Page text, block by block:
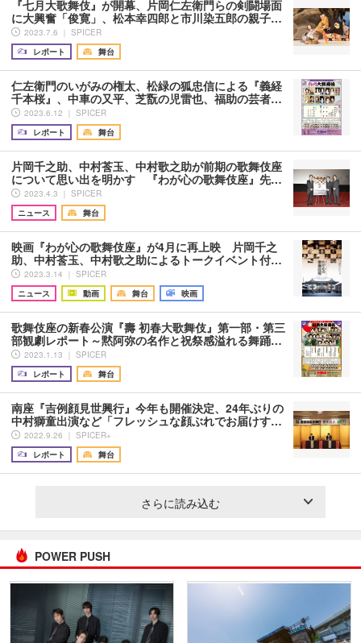
『七月大歌舞伎』が開幕、片岡仁左衛門らの剣闘場面
に大興奮「俊寛」、松本幸四郎と市川染五郎の親子…
2023.7.6 ｜ SPICER
レポート
舞台
仁左衛門のいがみの権太、松緑の狐忠信による『義経
千本桜』、中車の又平、芝翫の児雷也、福助の芸者…
2023.6.12 ｜ SPICER
レポート
舞台
片岡千之助、中村莟玉、中村歌之助が前期の歌舞伎座
について思い出を明かす 『わが心の歌舞伎座』先…
2023.4.3 ｜ SPICER
ニュース
舞台
映画『わが心の歌舞伎座』が4月に再上映 片岡千之
助、中村莟玉、中村歌之助によるトークイベント付…
2023.3.14 ｜ SPICER
ニュース
動画 舞台 映画
歌舞伎座の新春公演『壽 初春大歌舞伎』第一部・第三
部観劇レポート～黙阿弥の名作と祝祭感溢れる舞踊…
2023.1.13 ｜ SPICER
レポート
舞台
南座『吉例顔見世興行』今年も開催決定、24年ぶりの
中村獅童出演など「フレッシュな顔ぶれでお届けす…
2022.9.26 ｜ SPICER+
レポート
舞台
さらに読み込む
POWER PUSH